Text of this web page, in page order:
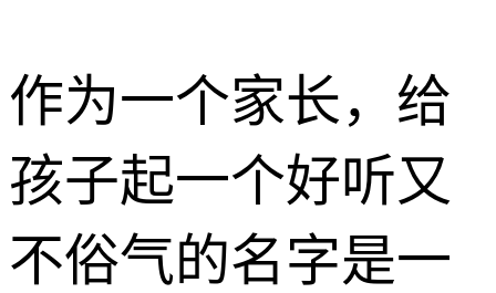
作为一个家长，给
孩子起一个好听又
不俗气的名字是一